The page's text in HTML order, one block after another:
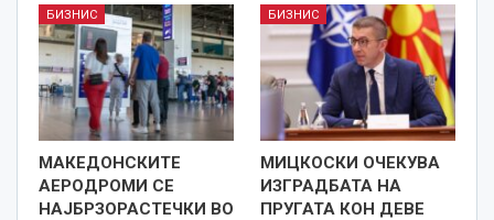
БИЗНИС
МАКЕДОНСКИТЕ
АЕРОДРОМИ СЕ
НАЈБРЗОРАСТЕЧКИ ВО
БИЗНИС
МИЦКОСКИ ОЧЕКУВА
ИЗГРАДБАТА НА
ПРУГАТА КОН ДЕВЕ